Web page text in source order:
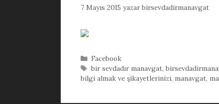
7 Mayıs 2015 yazarbirsevdadirmanavgat
Kategoriler
Facebook
Etiketler
bir sevdadır manavgat,
bilgi almak ve şikayetlerinizi, manavgat,